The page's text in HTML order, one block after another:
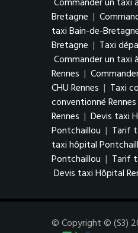
Bretagne |
taxi Bain-de-
Bretagne | Taxi
Commander un taxi
Rennes |
CHU Rennes | Taxi
conventionné Rennes
Rennes | Devis taxi
Pontchaillou | Tarif
taxi hôpital
Pontchaillou | Tarif
Devis taxi Hôpital
© Copyright © (S3)